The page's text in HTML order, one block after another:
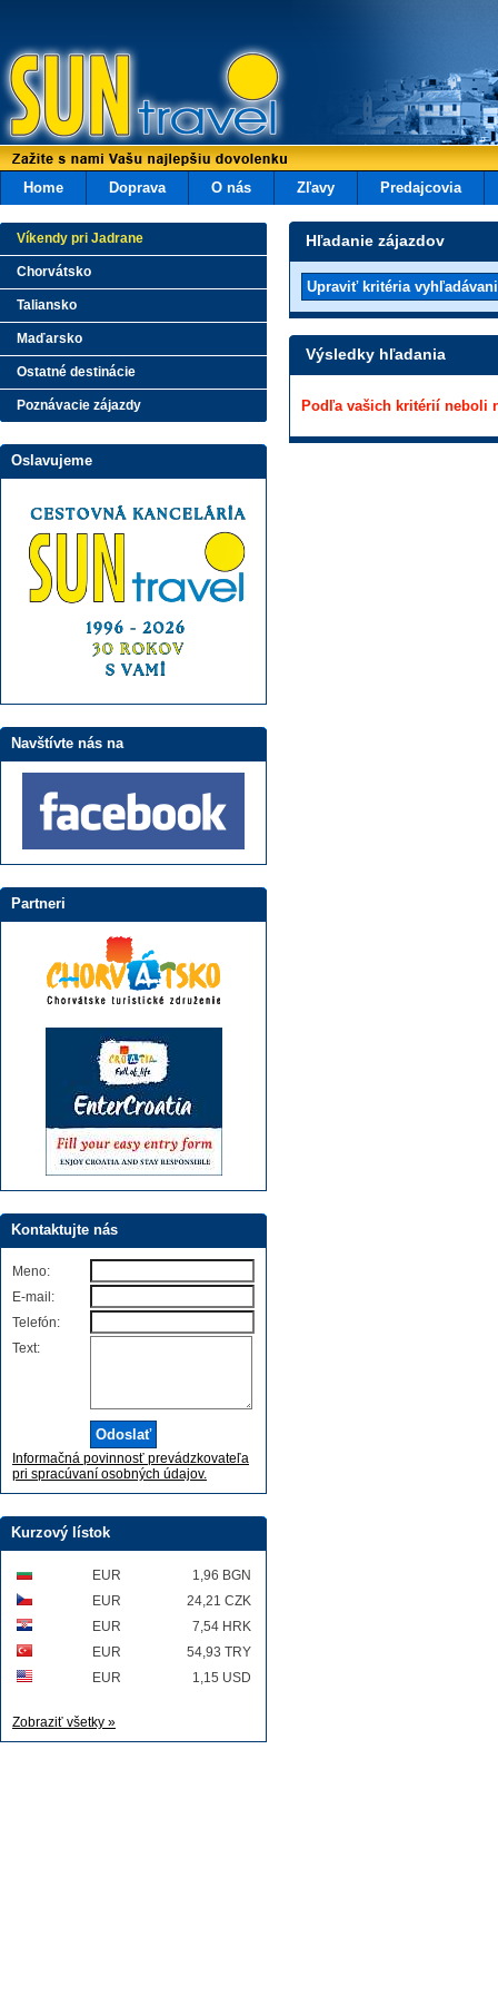
Home Doprava O nás Zľavy Predajcovia
Hľadanie zájazdov
Výsledky hľadania
Podľa vašich kritérií neboli
Víkendy pri Jadrane
Chorvátsko
Taliansko
Maďarsko
Ostatné destinácie
Poznávacie zájazdy
Oslavujeme
Navštívte nás na
Partneri
Kontaktujte nás
Meno:
E-mail:
Telefón:
Text:
Informačná povinnosť prevádzkovateľa
pri spracúvaní osobných údajov.
Kurzový lístok
EUR
1,96 BGN
EUR
24,21 CZK
EUR
7,54 HRK
EUR
54,93 TRY
EUR
1,15 USD
Zobraziť všetky »